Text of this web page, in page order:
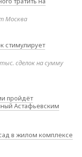
Москва
стимулирует
сделок на сумму
пройдёт
Астафьевским
в жилом комплексе